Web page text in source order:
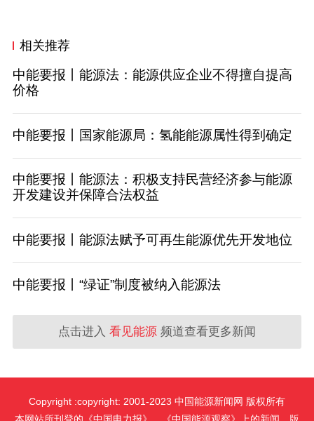
相关推荐
中能要报丨能源法：能源供应企业不得擅自提高
价格
中能要报丨国家能源局：氢能能源属性得到确定
中能要报丨能源法：积极支持民营经济参与能源
开发建设并保障合法权益
​中能要报丨能源法赋予可再生能源优先开发地位
中能要报丨“绿证”制度被纳入能源法
点击进入 看见能源 频道查看更多新闻
Copyright :copyright: 2001-2023 中国能源新闻网 版权所有